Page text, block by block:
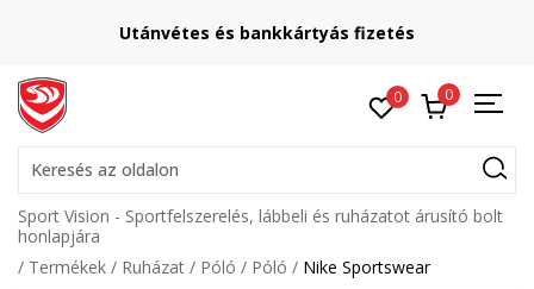
Utánvétes és bankkártyás fizetés
0 0
Keresés az oldalon
Sport Vision - Sportfelszerelés, lábbeli és ruházatot árusító bolt
honlapjára
Termékek
Ruházat Póló Póló Nike Sportswear